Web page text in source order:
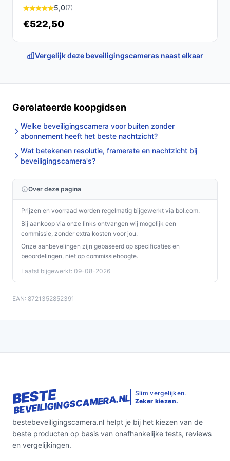
Controleer of het kijkgat in uw deur tussen 15 en
of vermeld staat in de productinfo.
Specificaties in mensentaal
3MP-camera:
voldoende resolutie voor
herkenning van bezoekers op het scherm;
controleer hoeken en scherpte in de
productgegevens als die belangrijk zijn.
5000mAh batterij:geeft flexibiliteit bij plaatsing
zonder vaste voeding; controleer oplaadmethode
en of continue voeding via 2-draads mogelijk is.
IP65:stof- en spatwaterbestendig, geschikt voor
weersomstandigheden zijn gedekt, maar check
plaatsing en afdichting.
Veelgestelde vragen
Is dit geschikt voor thuisgebruik / intensief gebruik /
dagelijks gebruik?
Geschikt voor dagelijks gebruik als u behoefte heeft aan
veelvuldige oplaadcycli passen bij uw wensen.
Controleer regelmatig de batterijstatus, maak lens en
behuizing schoon van stof en vocht, en controleer
opslaginstellingen voor microSD of cloud. Bekijk de
handleiding voor specificaties over onderhoud en
reiniging.
5,0(7)
€522,50
Vergelijk deze beveiligingscameras naast elkaar
Gerelateerde koopgidsen
Welke beveiligingscamera voor buiten zonder
abonnement heeft het beste nachtzicht?
Wat betekenen resolutie, framerate en nachtzicht bij
beveiligingscamera's?
Over deze pagina
Prijzen en voorraad worden regelmatig bijgewerkt via bol.com.
Bij aankoop via onze links ontvangen wij mogelijk een
commissie, zonder extra kosten voor jou.
Onze aanbevelingen zijn gebaseerd op specificaties en
beoordelingen, niet op commissiehoogte.
Laatst bijgewerkt: 09-08-2026
EAN: 8721352852391
BESTE
BEVEILIGINGSCAMERA.NL Slim vergelijken.
Zeker kiezen.
bestebeveiligingscamera.nl helpt je bij het kiezen van de
beste producten op basis van onafhankelijke tests, reviews
en vergelijkingen.